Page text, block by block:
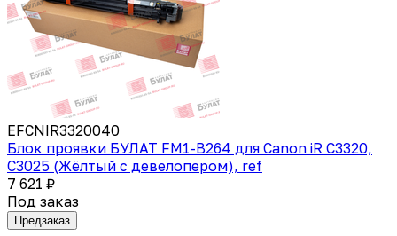
EFCNIR3320040
Блок проявки БУЛАТ FM1-B264 для Canon iR C3320,
C3025 (Жёлтый с девелопером), ref
7 621 ₽
Под заказ
Предзаказ